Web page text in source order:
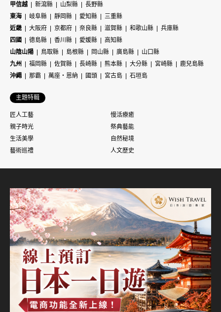
甲信越
新瀉縣 山梨縣
長野縣
東海
岐阜縣 靜岡縣 愛知縣
三重縣
近畿
大阪府 京都府 奈良縣 滋賀縣 和歌山縣
兵庫縣
四國
德島縣 香川縣 愛媛縣
高知縣
山陰山陽
鳥取縣 島根縣 岡山縣 廣島縣
山口縣
九州
福岡縣 佐賀縣 長崎縣 熊本縣 大分縣 宮崎縣
鹿兒島縣
沖繩
那霸 萬座・恩納 國頭 宮古島 石垣島
主題特輯
匠人工藝
慢活療癒
親子時光
祭典藝能
生活美學
自然秘境
藝術巡禮
人文歷史